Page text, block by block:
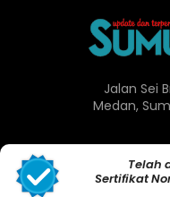
Jalan Sei
Medan,
Telah
Sertifikat